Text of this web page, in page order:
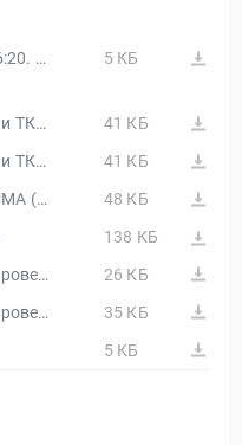
Изменения от 27.05.2026 16:20. НЕФТЬ-B2B 5 КБ
Обязательная форма подачи ТКП- поставка.xlsx
41 КБ
Обязательная форма подачи ТКП- поставка.xlsx
41 КБ
Договор поставки ПРОФОРМА (постоплата).docx
48 КБ
138 КБ
Перечень документов для проверки предполагаемого контрагента до 1 млн.docx
26 КБ
Перечень документов для проверки предполагаемого контрагента свыше 1 млн.docx
35 КБ
5 КБ